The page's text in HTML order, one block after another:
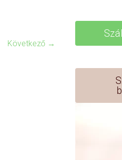
Következő →